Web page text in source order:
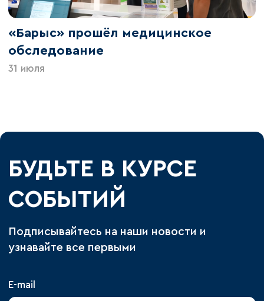
«Барыс» прошёл медицинское
обследование
31 июля
БУДЬТЕ В КУРСЕ
СОБЫТИЙ
Подписывайтесь на наши новости и
узнавайте все первыми
E-mail